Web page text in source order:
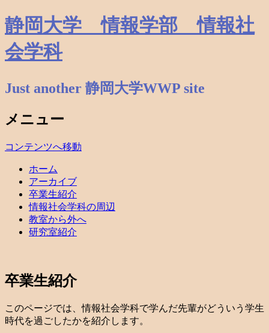
静岡大学 情報学部 情報社
会学科
Just another 静岡大学WWP site
メニュー
コンテンツへ移動
ホーム
アーカイブ
卒業生紹介
情報社会学科の周辺
教室から外へ
研究室紹介
卒業生紹介
このページでは、情報社会学科で学んだ先輩がどういう学生
時代を過ごしたかを紹介します。